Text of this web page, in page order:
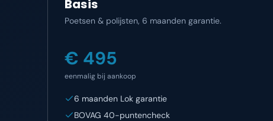
Basis
Poetsen & polijsten, 6 maanden garantie.
€ 495
eenmalig bij aankoop
6 maanden Lok garantie
BOVAG 40-puntencheck